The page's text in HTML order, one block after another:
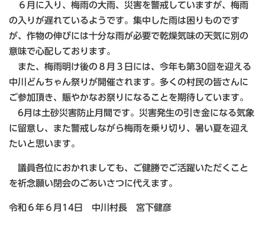
６月に入り、梅雨の大雨、災害を警戒していますが、梅雨
の入りが遅れているようです。集中した雨は困りものです
が、作物の伸びには十分な雨が必要で乾燥気味の天気に別の
意味で心配しております。
また、梅雨明け後の８月３日には、今年も第30回を迎える
中川どんちゃん祭りが開催されます。多くの村民の皆さんに
ご参加頂き、賑やかなお祭りになることを期待しています。
6月は土砂災害防止月間です。災害発生の引き金になる気象
に留意し、また警戒しながら梅雨を乗り切り、暑い夏を迎え
たいと思います。
議員各位におかれましても、ご健勝でご活躍いただくこと
を祈念願い閉会のごあいさつに代えます。
令和６年６月14日 中川村長 宮下健彦